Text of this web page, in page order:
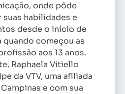
onde pôde
suas habilidades e
desde o início de
quando começou as
aos 13 anos.
Raphaela Vitiello
da VTV, uma afiliada
e com sua